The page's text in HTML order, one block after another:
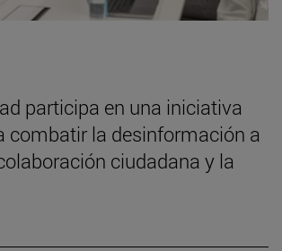
participa en una iniciativa
combatir la desinformación a
ciudadana y la